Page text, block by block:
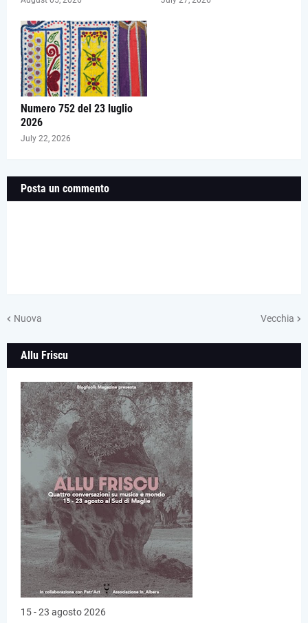
Numero 752 del 23 luglio
2026
July 22, 2026
Posta un commento
Nuova Vecchia
Allu Friscu
15 - 23 agosto 2026